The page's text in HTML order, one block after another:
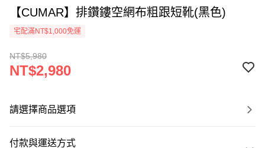
【CUMAR】排鑽鏤空網布粗跟短靴(黑色)
宅配滿NT$1,000免運
NT$5,980
NT$2,980
請選擇商品選項
付款與運送方式